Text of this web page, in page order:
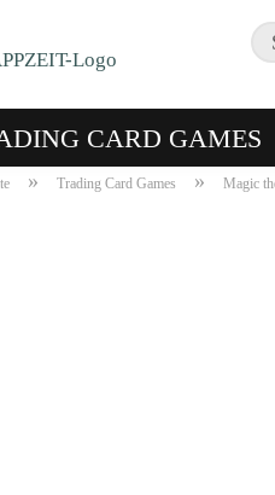
CARD GAMES
» Trading Card Games » Magic